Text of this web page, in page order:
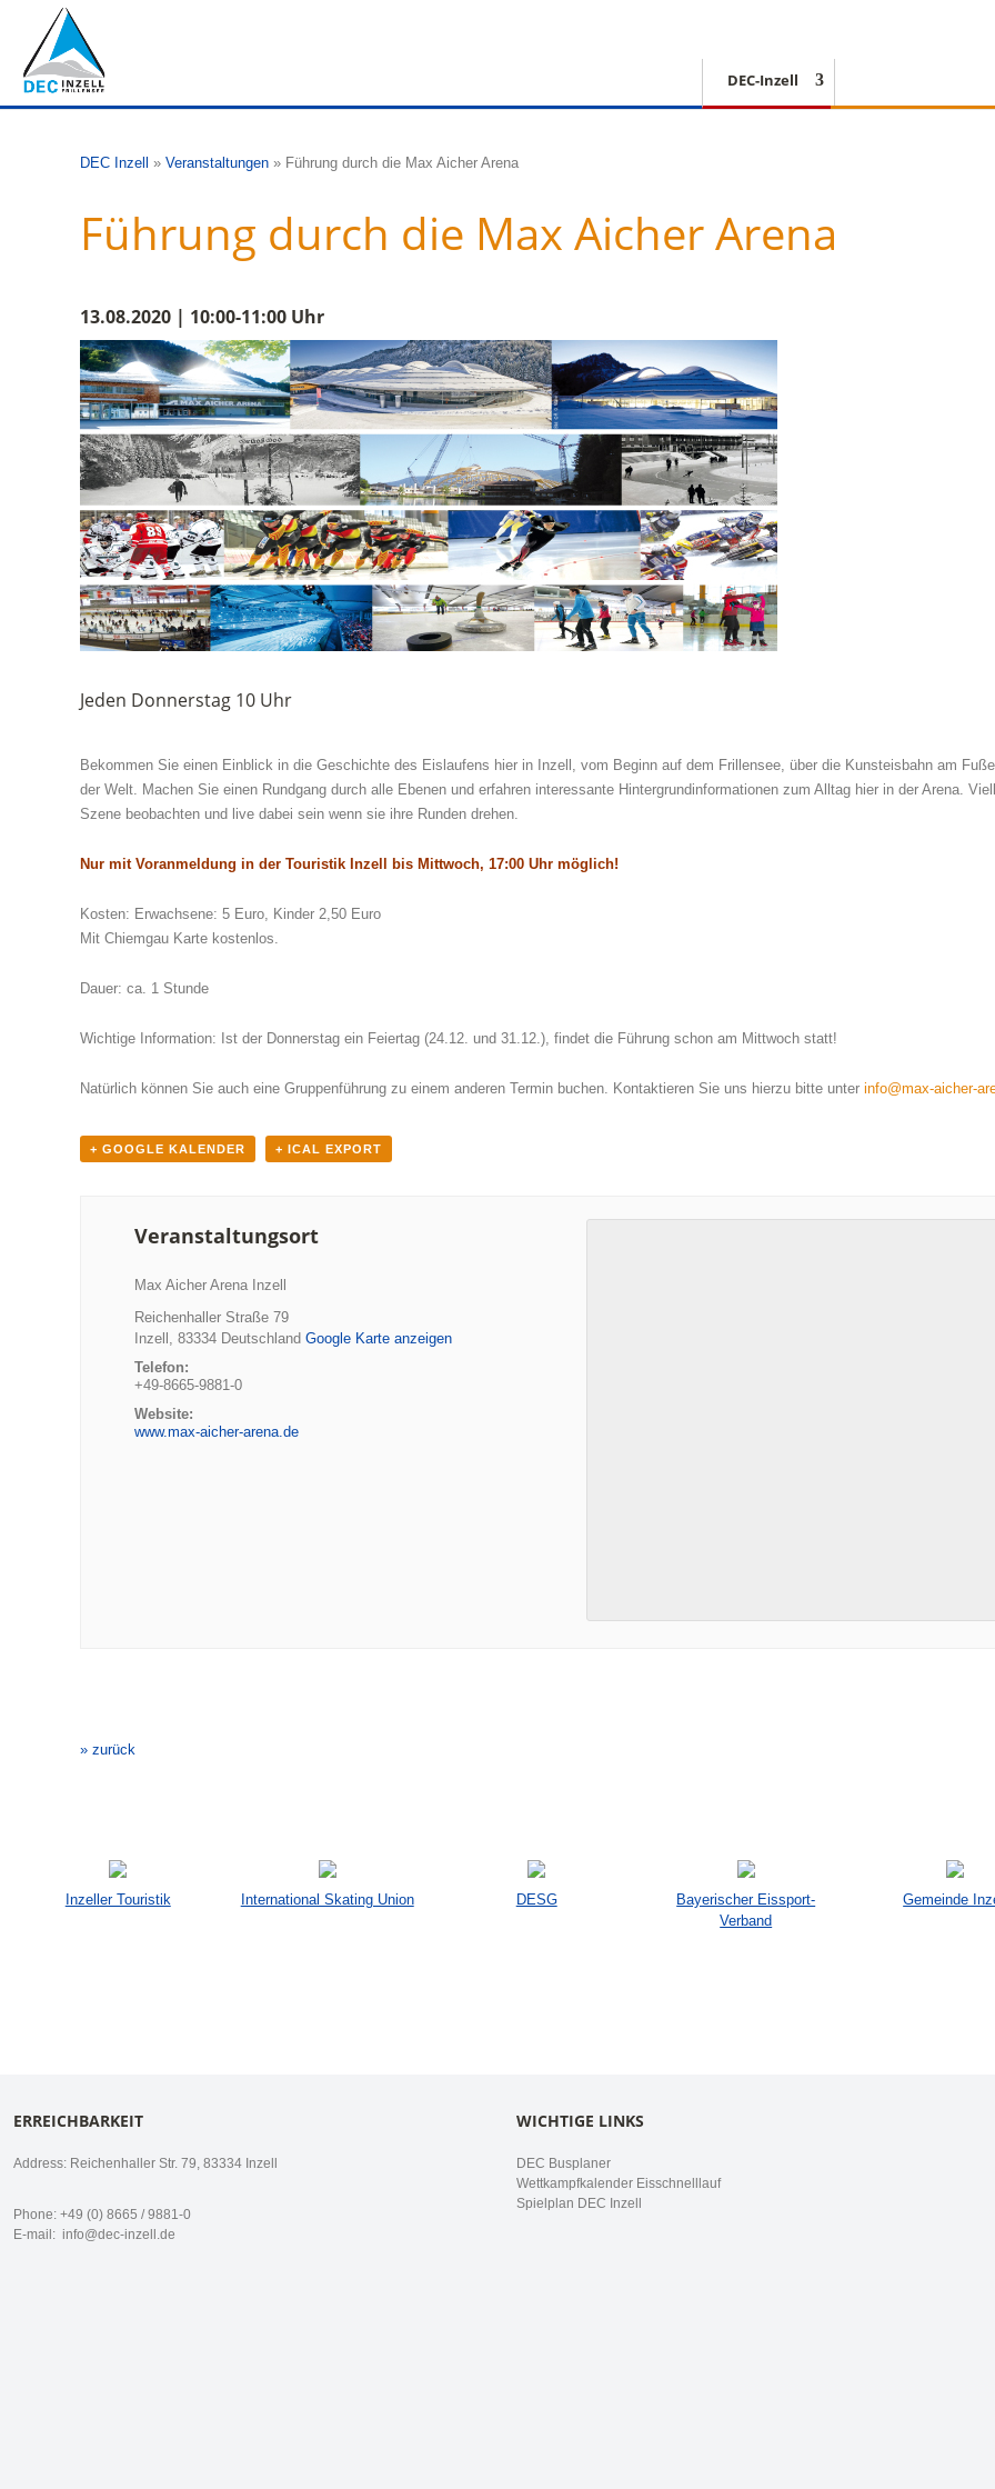
DEC-Inzell
DEC Inzell » Veranstaltungen » Führung durch die Max Aicher Arena
Führung durch die Max Aicher Arena
13.08.2020 | 10:00-11:00 Uhr
Jeden Donnerstag 10 Uhr
Bekommen Sie einen Einblick in die Geschichte des Eislaufens hier in Inzell, vom Beginn auf dem Frillensee, über die Kunsteisbahn am
der Welt. Machen Sie einen Rundgang durch alle Ebenen und erfahren interessante Hintergrundinformationen zum Alltag hier in der Arena.
Szene beobachten und live dabei sein wenn sie ihre Runden drehen.
Nur mit Voranmeldung in der Touristik Inzell bis Mittwoch, 17:00 Uhr möglich!
Kosten: Erwachsene: 5 Euro, Kinder 2,50 Euro
Mit Chiemgau Karte kostenlos.
Dauer: ca. 1 Stunde
Wichtige Information: Ist der Donnerstag ein Feiertag (24.12. und 31.12.), findet die Führung schon am Mittwoch statt!
Natürlich können Sie auch eine Gruppenführung zu einem anderen Termin buchen. Kontaktieren Sie uns hierzu bitte unter info@max-aicher-
+ GOOGLE KALENDER + ICAL EXPORT
Veranstaltungsort
Max Aicher Arena Inzell
Reichenhaller Straße 79
Inzell , 83334 Deutschland Google Karte anzeigen
Telefon:
+49-8665-9881-0
Website:
www.max-aicher-arena.de
Navigation
» zurück
Inzeller Touristik International Skating Union DESG
Bayerischer Eissport-
Verband
Gemeinde
ERREICHBARKEIT
Address: Reichenhaller Str. 79, 83334 Inzell
Phone: +49 (0) 8665 / 9881-0
E-mail: info@dec-inzell.de
WICHTIGE LINKS
DEC Busplaner
Wettkampfkalender Eisschnelllauf
Spielplan DEC Inzell